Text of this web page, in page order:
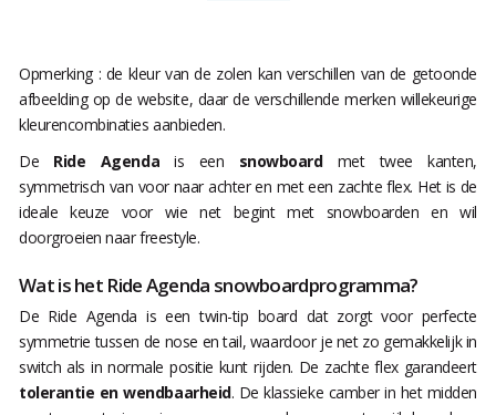
Opmerking : de kleur van de zolen kan verschillen van de getoonde
afbeelding op de website, daar de verschillende merken willekeurige
kleurencombinaties aanbieden.
De Ride Agenda is een snowboardmet twee kanten,
symmetrisch van voor naar achter en met een zachte flex. Het is de
ideale keuze voor wie net begint met snowboarden en wil
doorgroeien naar freestyle.
Wat is het Ride Agenda snowboardprogramma?
De Ride Agenda is een twin-tip board dat zorgt voor perfecte
symmetrie tussen de nose en tail, waardoor je net zo gemakkelijk in
switch als in normale positie kunt rijden. De zachte flex garandeert
tolerantie en wendbaarheid. De klassieke camber in het midden